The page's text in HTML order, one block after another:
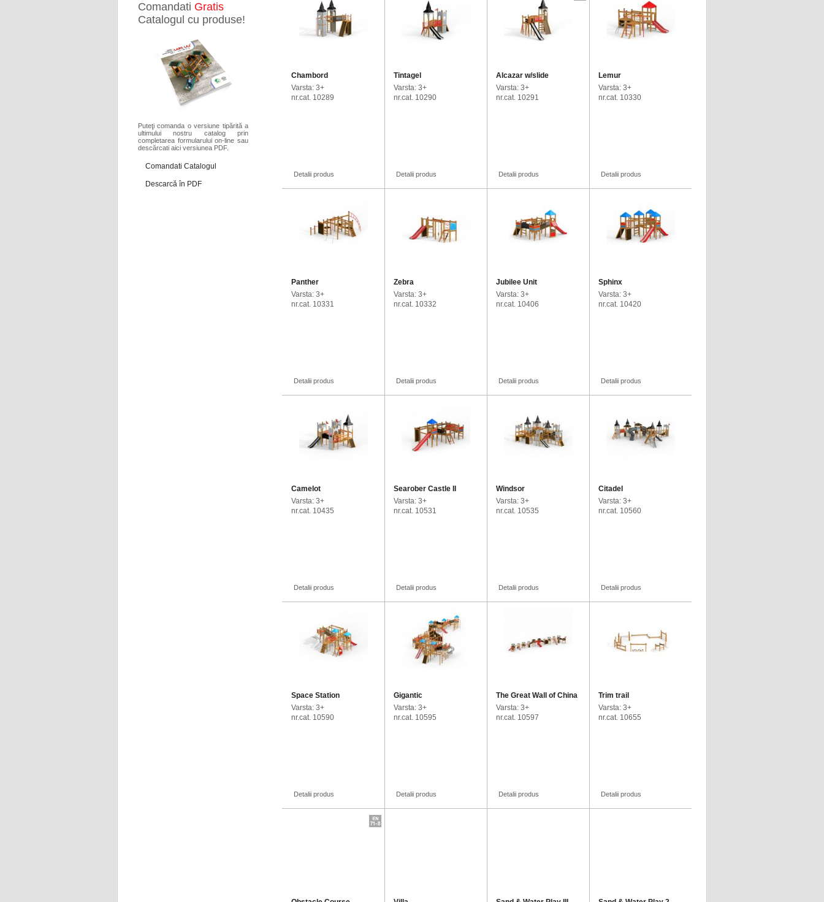
Comandati Gratis
Catalogul cu produse!
Puteţi comanda o versiune tipărită a
ultimului nostru catalog prin
completarea formularului on-line sau
descărcati aici versiunea PDF.
Comandati Catalogul
Descarcă în PDF
Chambord
Varsta: 3+
nr.cat. 10289
Detalii produs
Tintagel
Varsta: 3+
nr.cat. 10290
Detalii produs
Alcazar w/slide
Varsta: 3+
nr.cat. 10291
Detalii produs
Lemur
Varsta: 3+
nr.cat. 10330
Detalii produs
Panther
Varsta: 3+
nr.cat. 10331
Detalii produs
Zebra
Varsta: 3+
nr.cat. 10332
Detalii produs
Jubilee Unit
Varsta: 3+
nr.cat. 10406
Detalii produs
Sphinx
Varsta: 3+
nr.cat. 10420
Detalii produs
Camelot
Varsta: 3+
nr.cat. 10435
Detalii produs
Searober Castle II
Varsta: 3+
nr.cat. 10531
Detalii produs
Windsor
Varsta: 3+
nr.cat. 10535
Detalii produs
Citadel
Varsta: 3+
nr.cat. 10560
Detalii produs
Space Station
Varsta: 3+
nr.cat. 10590
Detalii produs
Gigantic
Varsta: 3+
nr.cat. 10595
Detalii produs
The Great Wall of China
Varsta: 3+
nr.cat. 10597
Detalii produs
Trim trail
Varsta: 3+
nr.cat. 10655
Detalii produs